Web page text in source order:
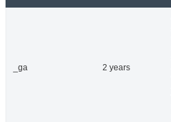
_ga 2 years